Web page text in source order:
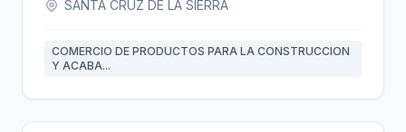
SANTA CRUZ DE LA SIERRA
COMERCIO DE PRODUCTOS PARA LA CONSTRUCCION
Y ACABA...